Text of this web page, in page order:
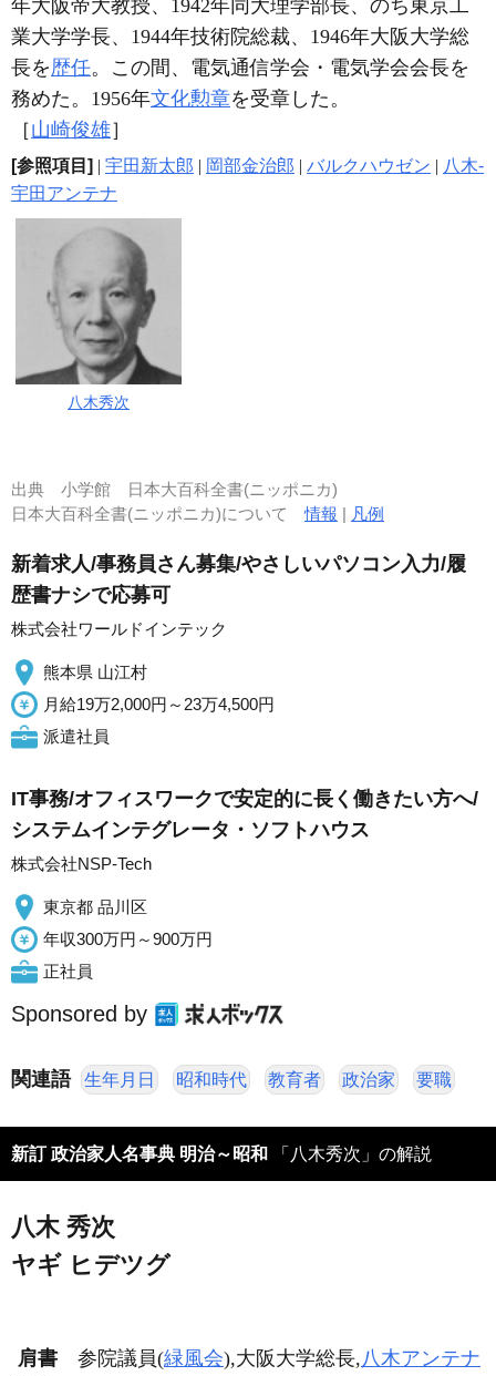
年大阪帝大教授、1942年同大理学部長、のち東京工
業大学学長、1944年技術院総裁、1946年大阪大学総
長を歴任。この間、電気通信学会・電気学会会長を
務めた。1956年文化勲章を受章した。
［山崎俊雄］
[参照項目] | 宇田新太郎 | 岡部金治郎 | バルクハウゼン | 八木‐
宇田アンテナ
八木秀次
出典 小学館 日本大百科全書(ニッポニカ)
日本大百科全書(ニッポニカ)について情報 | 凡例
新着求人/事務員さん募集/やさしいパソコン入力/履
歴書ナシで応募可
株式会社ワールドインテック
熊本県 山江村
月給19万2,000円～23万4,500円
派遣社員
IT事務/オフィスワークで安定的に長く働きたい方へ/
システムインテグレータ・ソフトハウス
株式会社NSP-Tech
東京都 品川区
年収300万円～900万円
正社員
Sponsored by
関連語 生年月日 昭和時代 教育者 政治家 要職
新訂 政治家人名事典 明治～昭和 「八木秀次」の解説
八木 秀次
ヤギ ヒデツグ
肩書 参院議員(緑風会),大阪大学総長, 八木アンテナ